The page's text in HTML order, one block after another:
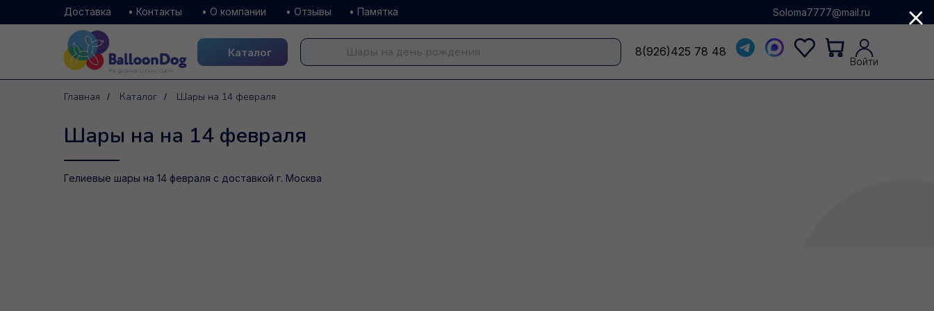
Soloma7777@mail.ru
• Памятка
• Отзывы
• О компании
• Контакты
Доставка
Каталог
Войти
8(926)425 78 48
Каталог 8(926)425 78 48
Главная / Каталог / Шары на 14 февраля
Шары на на 14 февраля
Гелиевые шары на 14 февраля с доставкой г. Москва